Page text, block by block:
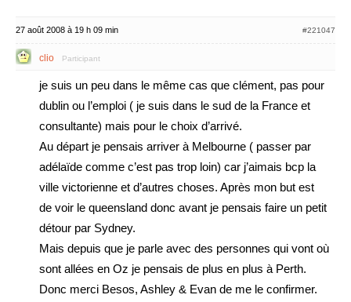
27 août 2008 à 19 h 09 min #221047
clio Participant
je suis un peu dans le même cas que clément, pas pour
dublin ou l’emploi ( je suis dans le sud de la France et
consultante) mais pour le choix d’arrivé.
Au départ je pensais arriver à Melbourne ( passer par
adélaïde comme c’est pas trop loin) car j’aimais bcp la
ville victorienne et d’autres choses. Après mon but est
de voir le queensland donc avant je pensais faire un petit
détour par Sydney.
Mais depuis que je parle avec des personnes qui vont où
sont allées en Oz je pensais de plus en plus à Perth.
Donc merci Besos, Ashley & Evan de me le confirmer.